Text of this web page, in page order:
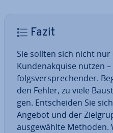
Fazit
Sie sollten sich nicht
Kun­den­ak­qui­se nutzen
folgs­ver­spre­chen­der.
den Fehler, zu viele
gen. Ent­schei­den Sie
Angebot und der
aus­ge­wähl­te Methoden.